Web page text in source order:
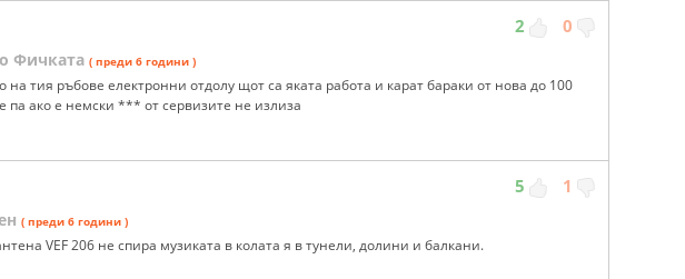
2 0
Фичката ( преди 6 години )
на тия ръбове електронни отдолу щот са яката работа и карат бараки от нова до 100
па ако е немски *** от сервизите не излиза
5 1
( преди 6 години )
VEF 206 не спира музиката в колата я в тунели, долини и балкани.